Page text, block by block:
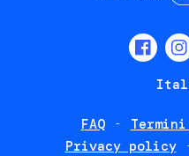
FAQ
Privacy policy